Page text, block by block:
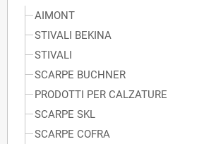
AIMONT
STIVALI BEKINA
STIVALI
SCARPE BUCHNER
PRODOTTI PER CALZATURE
SCARPE SKL
SCARPE COFRA